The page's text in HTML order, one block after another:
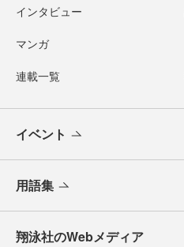
インタビュー
マンガ
連載一覧
イベント
用語集
翔泳社のWebメディア